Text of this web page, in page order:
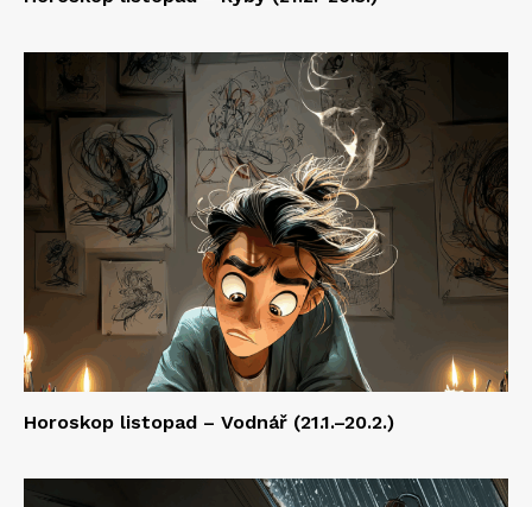
Horoskop listopad – Vodnář (21.1.–20.2.)